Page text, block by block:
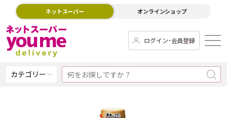
ネットスーパー オンラインショップ
ログイン･会員登録
カテゴリー